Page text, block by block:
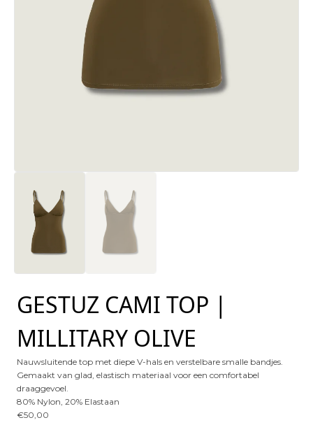
GESTUZ CAMI TOP |
MILLITARY OLIVE
Nauwsluitende top met diepe V-hals en verstelbare smalle bandjes.
Gemaakt van glad, elastisch materiaal voor een comfortabel
draaggevoel.
80% Nylon, 20% Elastaan
€50,00